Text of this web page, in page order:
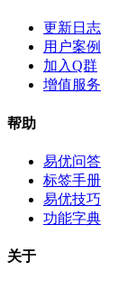
更新日志
用户案例
加入Q群
增值服务
帮助
易优问答
标签手册
易优技巧
功能字典
关于